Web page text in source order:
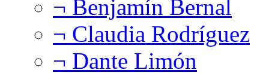
¬ Benjamín Bernal
¬ Claudia Rodríguez
¬ Dante Limón